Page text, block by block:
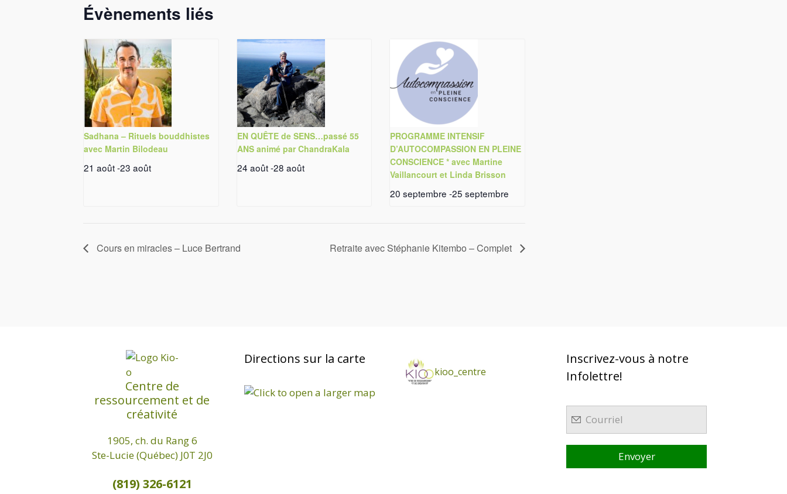
Évènements liés
Sadhana – Rituels bouddhistes
avec Martin Bilodeau
21 août-23 août
EN QUÊTE de SENS…passé 55
ANS animé par ChandraKala
24 août-28 août
PROGRAMME INTENSIF
D’AUTOCOMPASSION EN PLEINE
CONSCIENCE * avec Martine
Vaillancourt et Linda Brisson
20 septembre -25 septembre
Cours en miracles – Luce Bertrand Retraite avec Stéphanie Kitembo – Complet
Centre de
ressourcement et de
créativité
1905, ch. du Rang 6
Ste-Lucie (Québec) J0T 2J0
(819) 326-6121
Directions sur la carte
kioo_centre
Inscrivez-vous à notre
Infolettre!